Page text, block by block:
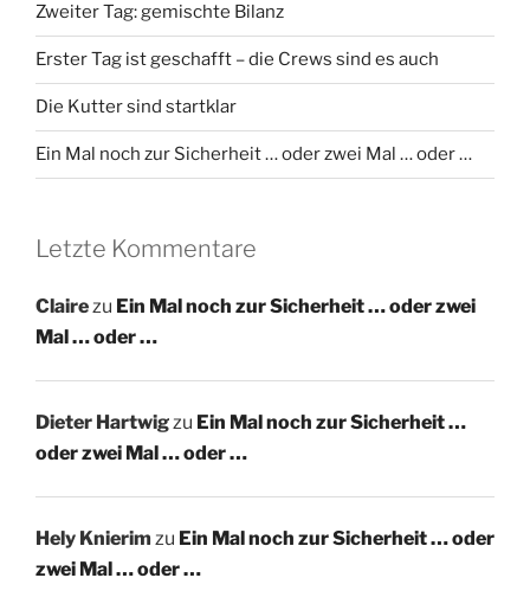
Zweiter Tag: gemischte Bilanz
Erster Tag ist geschafft – die Crews sind es auch
Die Kutter sind startklar
Ein Mal noch zur Sicherheit … oder zwei Mal … oder …
Letzte Kommentare
Clairezu Ein Mal noch zur Sicherheit … oder zwei
Mal … oder …
Dieter Hartwigzu Ein Mal noch zur Sicherheit …
oder zwei Mal … oder …
Hely Knierim zu Ein Mal noch zur Sicherheit … oder
zwei Mal … oder …